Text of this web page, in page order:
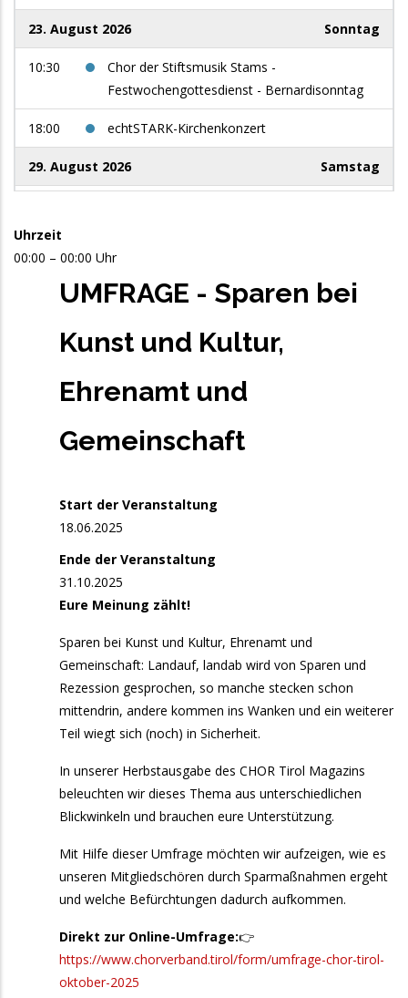
23. August 2026 Sonntag
10:30
Chor der Stiftsmusik Stams -
Festwochengottesdienst - Bernardisonntag
18:00 echtSTARK-Kirchenkonzert
29. August 2026 Samstag
5. September 2026
Männerchor Niederau - Singnachmittag auf
der Jausenstation Foisching - Niederau /
Fit for Singing: Stimmbildung für Chorleitende
und Sänger:innen
Start: Basis-Lehrgang Kinder- und
Jugendchorleitung
Fit for Singing in Hall: Stimmbildung für
Chorleitende und Sänger:innen
Chorleitende und Sänger:innen
18. September 2026 Freitag
Singnachmittag für alle Singfreudigen ab 50
19. September 2026 Samstag
10:00
Workshop-Tag zum Schnuppern und für
aktive Chorleiter:innen
20. September 2026 Sonntag
10:00
Oswald Milser Männerchor: Jubiläumsfest am
13:00 „TatääTatää": Ein Fest am Platz - Theaterfest
Uhrzeit
00:00 – 00:00 Uhr
UMFRAGE - Sparen bei
Kunst und Kultur,
Ehrenamt und
Gemeinschaft
Start der Veranstaltung
18.06.2025
Ende der Veranstaltung
31.10.2025
Eure Meinung zählt!
Sparen bei Kunst und Kultur, Ehrenamt und
Gemeinschaft: Landauf, landab wird von Sparen und
Rezession gesprochen, so manche stecken schon
mittendrin, andere kommen ins Wanken und ein weiterer
Teil wiegt sich (noch) in Sicherheit.
In unserer Herbstausgabe des CHOR Tirol Magazins
beleuchten wir dieses Thema aus unterschiedlichen
Blickwinkeln und brauchen eure Unterstützung.
Mit Hilfe dieser Umfrage möchten wir aufzeigen, wie es
unseren Mitgliedschören durch Sparmaßnahmen ergeht
und welche Befürchtungen dadurch aufkommen.
Direkt zur Online-Umfrage:👉
https://www.chorverband.tirol/form/umfrage-chor-tirol-
oktober-2025